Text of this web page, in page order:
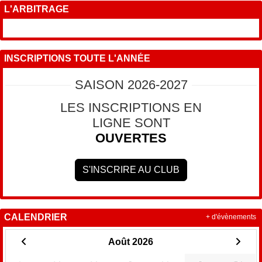
L'ARBITRAGE
INSCRIPTIONS TOUTE L'ANNÉE
SAISON 2026-2027
LES INSCRIPTIONS EN
LIGNE SONT
OUVERTES
S'INSCRIRE AU CLUB
CALENDRIER
Août 2026
+ d'évènements